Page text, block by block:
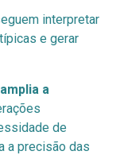
interpretar
e gerar
amplia a
de
a precisão das